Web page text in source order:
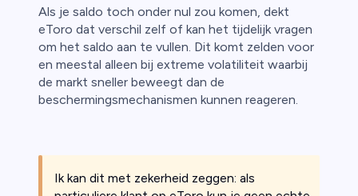
Als je saldo toch onder nul zou komen, dekt
eToro dat verschil zelf of kan het tijdelijk vragen
om het saldo aan te vullen. Dit komt zelden voor
en meestal alleen bij extreme volatiliteit waarbij
de markt sneller beweegt dan de
beschermingsmechanismen kunnen reageren.
Ik kan dit met zekerheid zeggen: als